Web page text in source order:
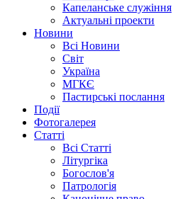
Капеланське служіння
Актуальні проекти
Новини
Всі Новини
Світ
Україна
МГКЄ
Пастирські послання
Події
Фотогалерея
Статті
Всі Статті
Літургіка
Богослов'я
Патрологія